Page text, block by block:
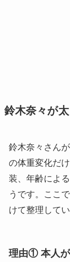
鈴木奈々が
鈴木奈々さん
の体重変化だ
装、年齢によ
うです。ここ
けて整理してい
理由① 本人が